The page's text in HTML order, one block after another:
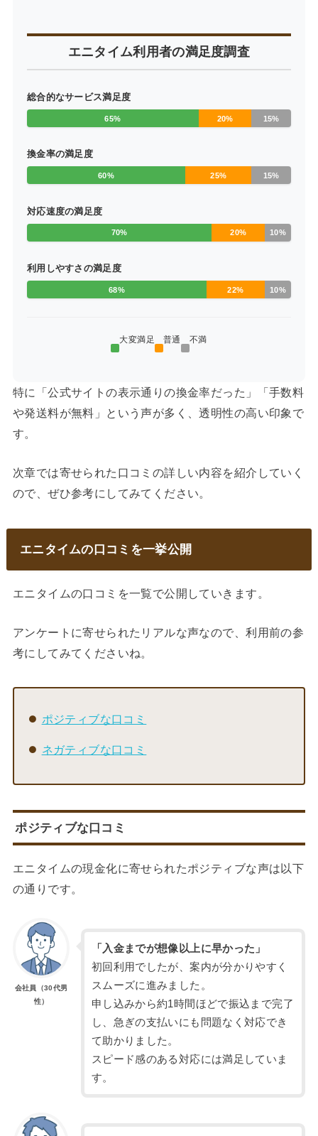
エニタイム利用者の満足度調査
総合的なサービス満足度
65% 20% 15%
換金率の満足度
60% 25% 15%
対応速度の満足度
70% 20% 10%
利用しやすさの満足度
68% 22% 10%
大変満足 普通 不満
特に「公式サイトの表示通りの換金率だった」「手数料
や発送料が無料」という声が多く、透明性の高い印象で
す。
次章では寄せられた口コミの詳しい内容を紹介していく
ので、ぜひ参考にしてみてください。
エニタイムの口コミを一挙公開
エニタイムの口コミを一覧で公開していきます。
アンケートに寄せられたリアルな声なので、利用前の参
考にしてみてくださいね。
ポジティブな口コミ
ネガティブな口コミ
ポジティブな口コミ
エニタイムの現金化に寄せられたポジティブな声は以下
の通りです。
会社員（30代男
性）
「入金までが想像以上に早かった」
初回利用でしたが、案内が分かりやすく
スムーズに進みました。
申し込みから約1時間ほどで振込まで完了
し、急ぎの支払いにも問題なく対応でき
て助かりました。
スピード感のある対応には満足していま
す。